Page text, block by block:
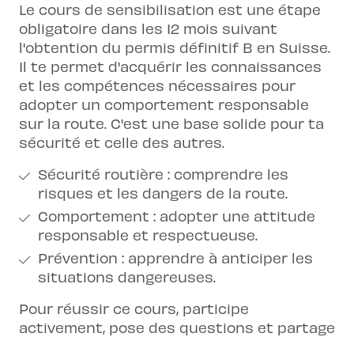
Le cours de sensibilisation est une étape
obligatoire dans les 12 mois suivant
l'obtention du permis définitif B en Suisse.
Il te permet d'acquérir les connaissances
et les compétences nécessaires pour
adopter un comportement responsable
sur la route. C'est une base solide pour ta
sécurité et celle des autres.
Sécurité routière : comprendre les
risques et les dangers de la route.
Comportement : adopter une attitude
responsable et respectueuse.
Prévention : apprendre à anticiper les
situations dangereuses.
Pour réussir ce cours, participe
activement, pose des questions et partage